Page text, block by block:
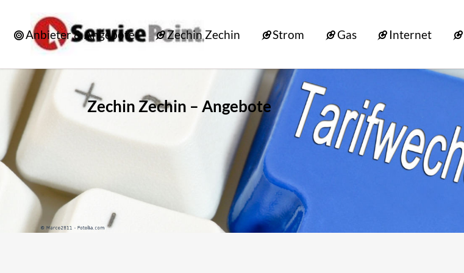
Anbieter & Angebote Zechin Zechin Strom Gas Internet
Zechin Zechin – Angebote